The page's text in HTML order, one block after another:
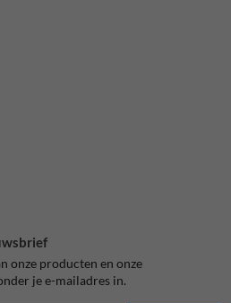
onze producten en onze
je e-mailadres in.